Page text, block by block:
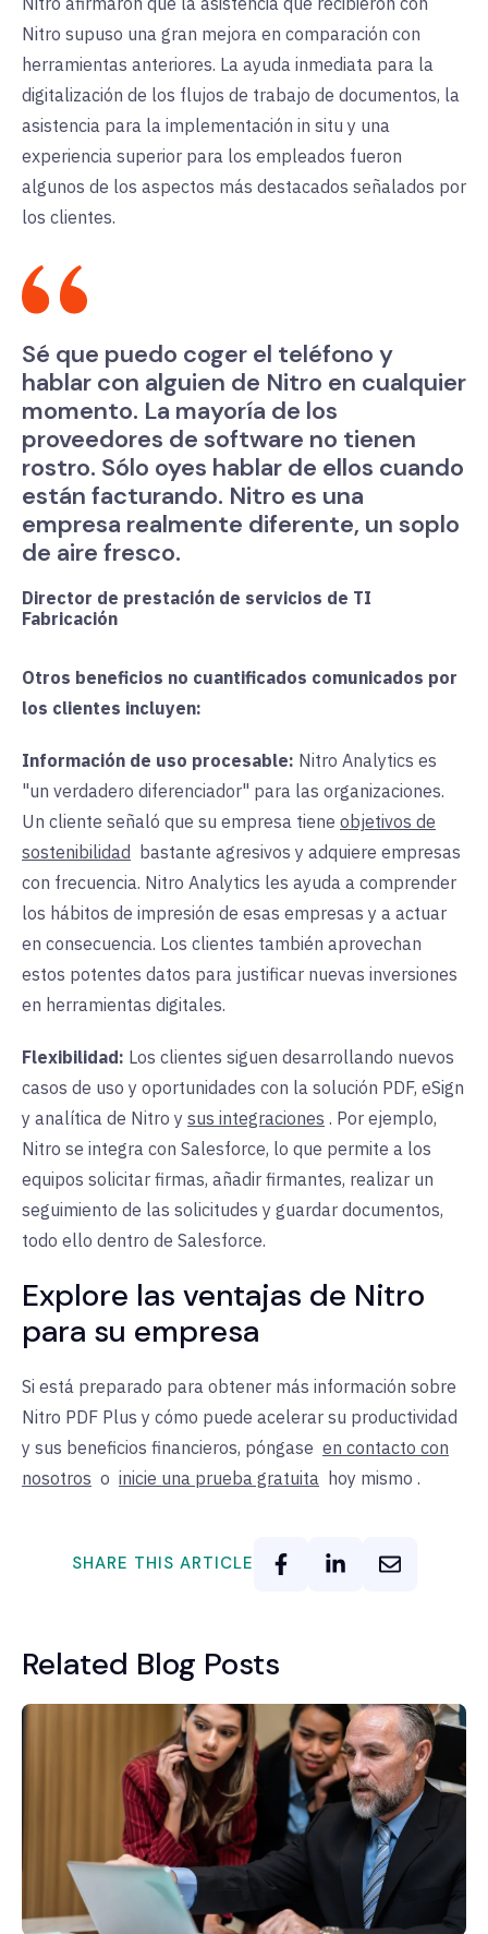
Nitro supuso una gran mejora en comparación con
herramientas anteriores. La ayuda inmediata para la
digitalización de los flujos de trabajo de documentos, la
asistencia para la implementación in situ y una
experiencia superior para los empleados fueron
algunos de los aspectos más destacados señalados por
los clientes.
Sé que puedo coger el teléfono y
hablar con alguien de Nitro en cualquier
momento. La mayoría de los
proveedores de software no tienen
rostro. Sólo oyes hablar de ellos cuando
están facturando. Nitro es una
empresa realmente diferente, un soplo
de aire fresco.
Director de prestación de servicios de TI
Fabricación
Otros beneficios no cuantificados comunicados por
los clientes incluyen:
Información de uso procesable: Nitro Analytics es
"un verdadero diferenciador" para las organizaciones.
Un cliente señaló que su empresa tiene objetivos de
sostenibilidad bastante agresivos y adquiere empresas
con frecuencia. Nitro Analytics les ayuda a comprender
los hábitos de impresión de esas empresas y a actuar
en consecuencia. Los clientes también aprovechan
estos potentes datos para justificar nuevas inversiones
en herramientas digitales.
Flexibilidad: Los clientes siguen desarrollando nuevos
casos de uso y oportunidades con la solución PDF, eSign
y analítica de Nitro y sus integraciones . Por ejemplo,
Nitro se integra con Salesforce, lo que permite a los
equipos solicitar firmas, añadir firmantes, realizar un
seguimiento de las solicitudes y guardar documentos,
todo ello dentro de Salesforce.
Explore las ventajas de Nitro
para su empresa
Si está preparado para obtener más información sobre
Nitro PDF Plus y cómo puede acelerar su productividad
y sus beneficios financieros, póngase en contacto con
nosotros o inicie una prueba gratuita hoy mismo .
SHARE THIS ARTICLE
Related Blog Posts